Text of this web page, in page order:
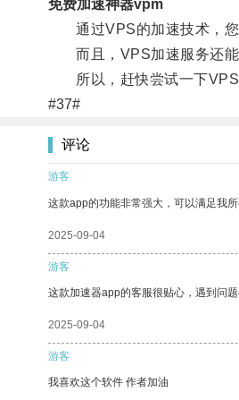
免费加速神器vpm
通过VPS的加速技术，您
而且，VPS加速服务还能
所以，赶快尝试一下VPS
#37#
评论
游客
这款app的功能非常强大，可以满足我
2025-09-04
游客
这款加速器app的客服很贴心，遇到问
2025-09-04
游客
我喜欢这个软件 作者加油